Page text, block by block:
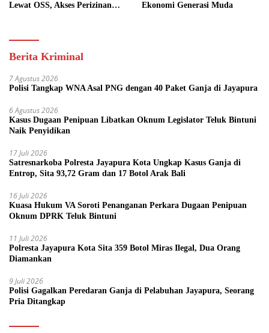
Lewat OSS, Akses Perizinan
Ekonomi Generasi Muda
Berita Kriminal
7 Agustus 2026
Polisi Tangkap WNA Asal PNG dengan 40 Paket Ganja di Jayapura
6 Agustus 2026
Kasus Dugaan Penipuan Libatkan Oknum Legislator Teluk Bintuni
Naik Penyidikan
17 Juli 2026
Satresnarkoba Polresta Jayapura Kota Ungkap Kasus Ganja di
Entrop, Sita 93,72 Gram dan 17 Botol Arak Bali
16 Juli 2026
Kuasa Hukum VA Soroti Penanganan Perkara Dugaan Penipuan
Oknum DPRK Teluk Bintuni
11 Juli 2026
Polresta Jayapura Kota Sita 359 Botol Miras Ilegal, Dua Orang
Diamankan
9 Juli 2026
Polisi Gagalkan Peredaran Ganja di Pelabuhan Jayapura, Seorang
Pria Ditangkap